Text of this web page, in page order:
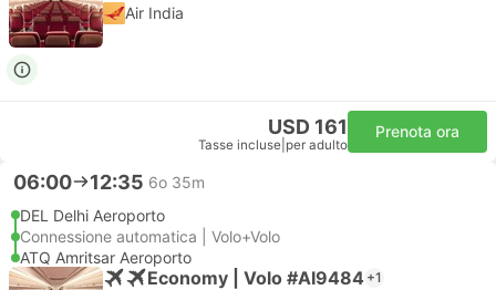
Air India
USD 161
Tasse incluse per adulto
Prenota ora
06:00 12:35 6o 35m
DEL Delhi Aeroporto
Connessione automatica | Volo+Volo
ATQ Amritsar Aeroporto
Economy | Volo #AI9484 +1